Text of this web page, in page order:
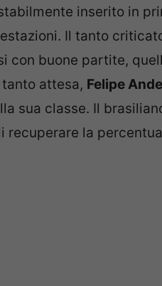
inserito in
Il tanto
con buone partite,
attesa, Felipe
sua classe. Il
recuperare la